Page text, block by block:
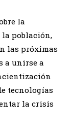
la
la población,
las próximas
a unirse a
tecnologías
la crisis